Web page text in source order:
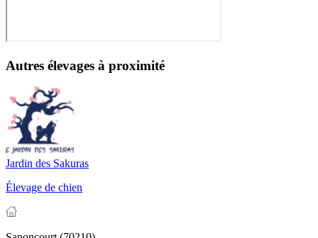
Autres élevages à proximité
Jardin des Sakuras
Élevage de chien